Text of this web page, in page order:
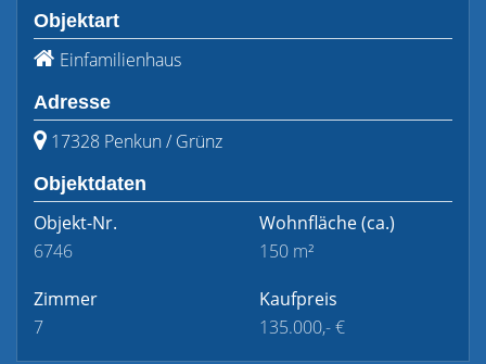
Objektart
Einfamilienhaus
Adresse
17328 Penkun / Grünz
Objektdaten
Objekt-Nr.
6746
Wohnfläche(ca.)
150 m²
Zimmer
7
Kaufpreis
135.000,- €